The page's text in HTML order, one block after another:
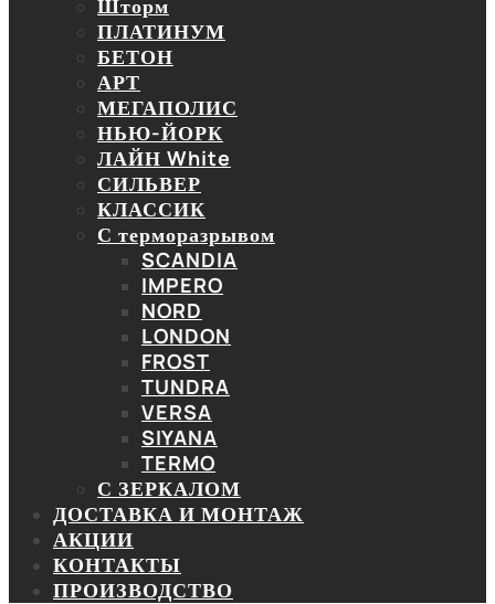
Шторм
ПЛАТИНУМ
БЕТОН
АРТ
МЕГАПОЛИС
НЬЮ-ЙОРК
ЛАЙН White
СИЛЬВЕР
КЛАССИК
С терморазрывом
SCANDIA
IMPERO
NORD
LONDON
FROST
TUNDRA
VERSA
SIYANA
TERMO
С ЗЕРКАЛОМ
ДОСТАВКА И МОНТАЖ
АКЦИИ
КОНТАКТЫ
ПРОИЗВОДСТВО